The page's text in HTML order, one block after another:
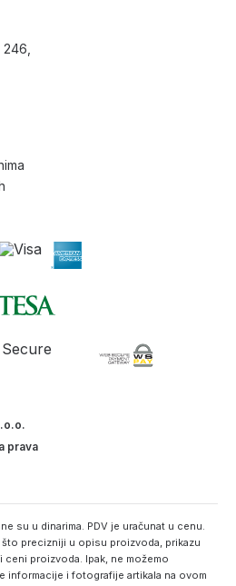
prava
su u dinarima. PDV je uračunat u cenu.
precizniji u opisu proizvoda, prikazu
proizvoda. Ipak, ne možemo
informacije i fotografije artikala na ovom